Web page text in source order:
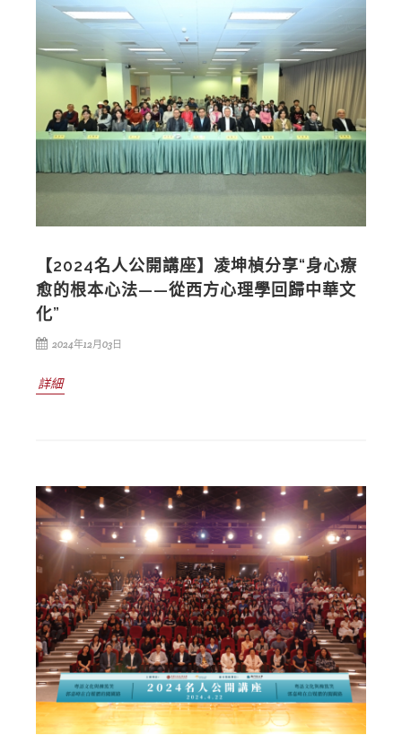
【2024名人公開講座】凌坤楨分享“身心療
愈的根本心法——從西方心理學回歸中華文
化”
2024年12月03日
詳細